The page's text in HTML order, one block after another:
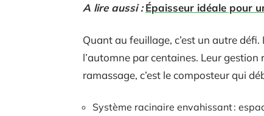
A lire aussi : Épaisseur idéale pour
Quant au feuillage, c’est un autre
l’automne par centaines. Leur
ramassage, c’est le composteur qui
Système racinaire envahissant :